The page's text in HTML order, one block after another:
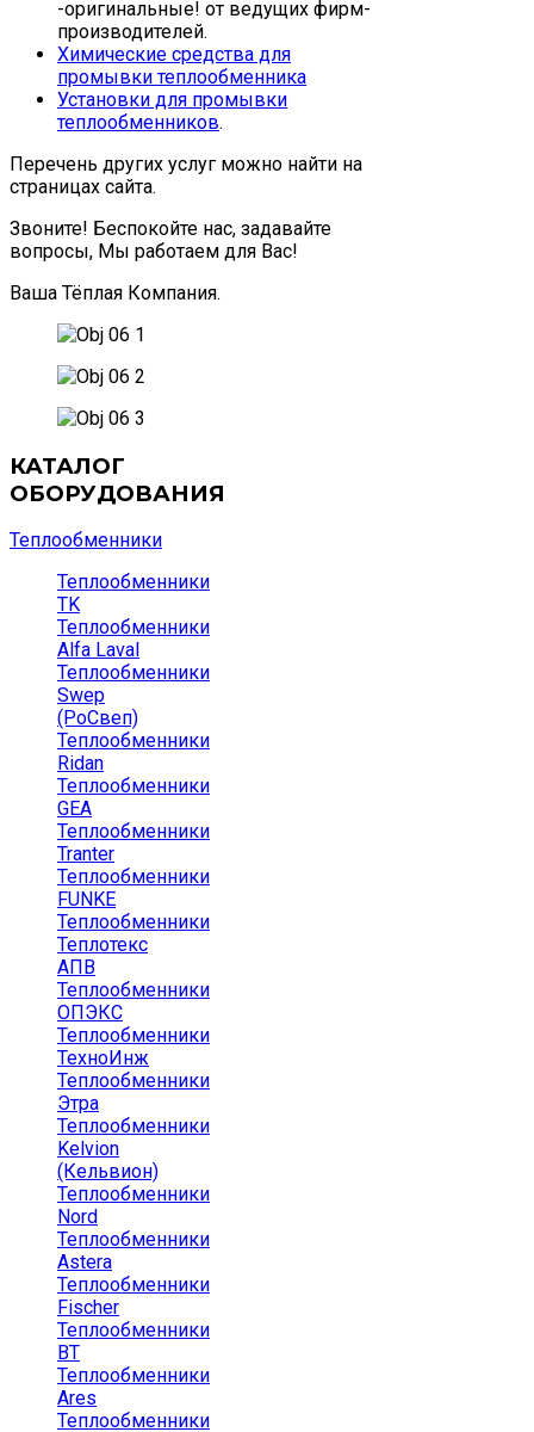
-оригинальные! от ведущих фирм-
производителей.
Химические средства для
промывки теплообменника
Установки для промывки
теплообменников.
Перечень других услуг можно найти на
страницах сайта.
Звоните! Беспокойте нас, задавайте
вопросы, Мы работаем для Вас!
Ваша Тёплая Компания.
КАТАЛОГ
ОБОРУДОВАНИЯ
Теплообменники
Теплообменники
TK
Теплообменники
Alfa Laval
Теплообменники
Swep
(РоСвеп)
Теплообменники
Ridan
Теплообменники
GEA
Теплообменники
Tranter
Теплообменники
FUNKE
Теплообменники
Теплотекс
АПВ
Теплообменники
ОПЭКС
Теплообменники
ТехноИнж
Теплообменники
Этра
Теплообменники
Kelvion
(Кельвион)
Теплообменники
Nord
Теплообменники
Astera
Теплообменники
Fischer
Теплообменники
ВТ
Теплообменники
Ares
Теплообменники